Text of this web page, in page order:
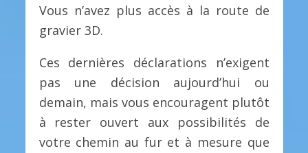
Vous n’avez plus accès à la route de
gravier 3D.
Ces dernières déclarations n’exigent
pas une décision aujourd’hui ou
demain, mais vous encouragent plutôt
à rester ouvert aux possibilités de
votre chemin au fur et à mesure que